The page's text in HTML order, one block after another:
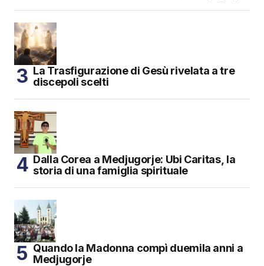
La Trasfigurazione di Gesù rivelata a tre
discepoli scelti
Dalla Corea a Medjugorje: Ubi Caritas, la
storia di una famiglia spirituale
Quando la Madonna compì duemila anni a
Medjugorje